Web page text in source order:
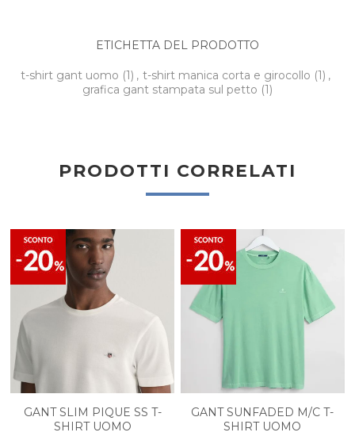
ETICHETTA DEL PRODOTTO
t-shirt gant uomo (1) , t-shirt manica corta e girocollo (1) ,
grafica gant stampata sul petto (1)
PRODOTTI CORRELATI
GANT SLIM PIQUE SS T-
SHIRT UOMO
GANT SUNFADED M/C T-
SHIRT UOMO